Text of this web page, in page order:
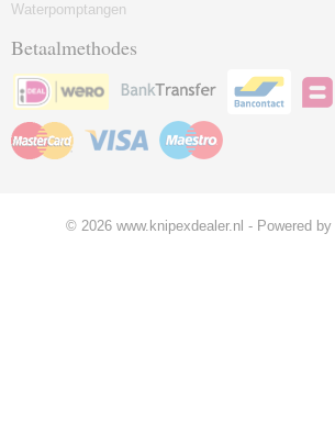
Waterpomptangen
Betaalmethodes
© 2026 www.knipexdealer.nl - Powered by